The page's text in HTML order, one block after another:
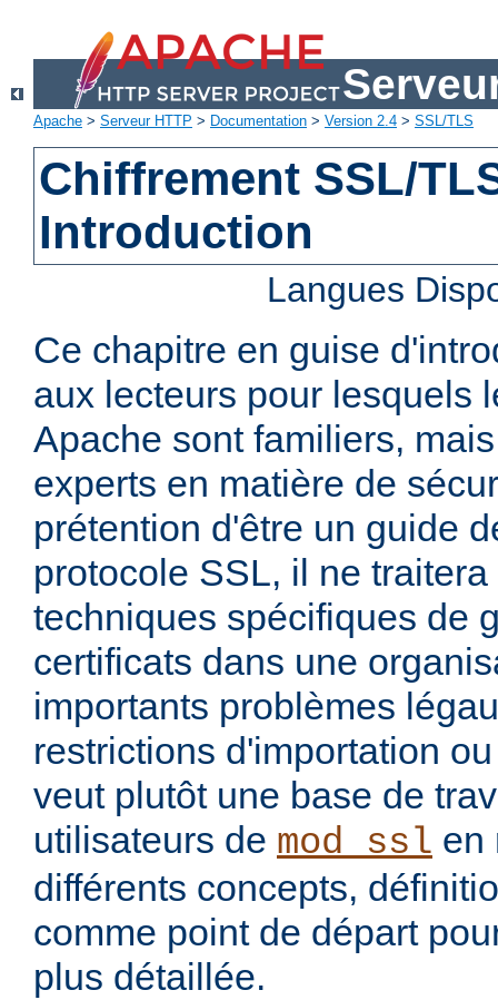
Apache > Serveur HTTP > Documentation > Version 2.4 > SSL/TLS
Chiffrement SSL/
Introduction
Langues
Ce chapitre en guise
aux lecteurs pour lesquels
Apache sont familiers,
experts en matière de
prétention d'être un guide
protocole SSL, il ne
techniques spécifiques de
certificats dans une
importants problèmes
restrictions d'importation
veut plutôt une base de
utilisateurs de mod_ssl en
différents concepts,
comme point de départ
plus détaillée.